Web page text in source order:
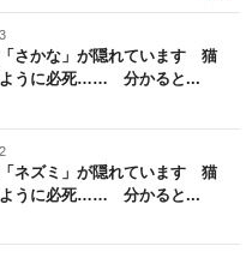
さかな」が隠れています 猫
ように必死…… 分かると...
ネズミ」が隠れています 猫
ように必死…… 分かると...